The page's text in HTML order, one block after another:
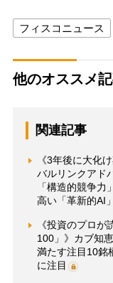
フィスコニュース
他のオススメ
関連記事
《3年後に大化
バルリンクアド
「構造的競争
高い「革新的AI
《投資のプロ
100」》カブ知
満たす注目10
に注目